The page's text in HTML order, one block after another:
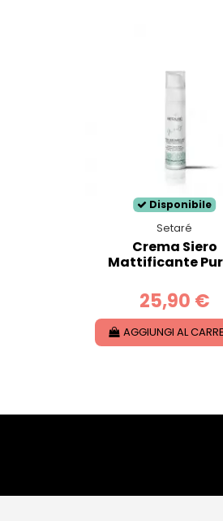
Disponibile
Setaré
Crema Siero
Mattificante
25,90 €
AGGIUNGI AL